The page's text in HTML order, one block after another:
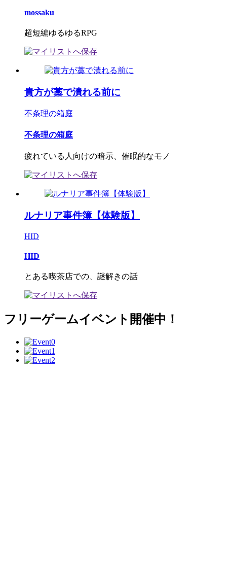
mossaku
超短編ゆるゆるRPG
貴方が藁で潰れる前に
不条理の箱庭
不条理の箱庭
疲れている人向けの暗示、催眠的なモノ
ルナリア事件簿【体験版】
HID
HID
とある喫茶店での、謎解きの話
フリーゲームイベント開催中！